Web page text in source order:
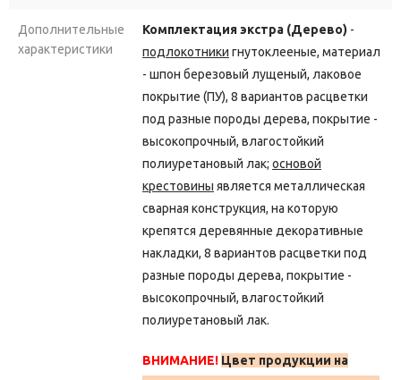
Дополнительные
характеристики
Комплектация экстра (Дерево) -
подлокотники гнутоклееные, материал
- шпон березовый лущеный, лаковое
покрытие (ПУ), 8 вариантов расцветки
под разные породы дерева, покрытие -
высокопрочный, влагостойкий
полиуретановый лак; основой
крестовины является металлическая
сварная конструкция, на которую
крепятся деревянные декоративные
накладки, 8 вариантов расцветки под
разные породы дерева, покрытие -
высокопрочный, влагостойкий
полиуретановый лак.
ВНИМАНИЕ! Цвет продукции на